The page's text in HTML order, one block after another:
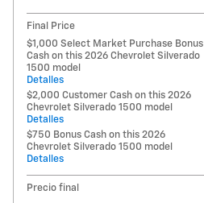
Final Price
$1,000 Select Market Purchase Bonus
Cash on this 2026 Chevrolet Silverado
1500 model
Detalles
$2,000 Customer Cash on this 2026
Chevrolet Silverado 1500 model
Detalles
$750 Bonus Cash on this 2026
Chevrolet Silverado 1500 model
Detalles
Precio final